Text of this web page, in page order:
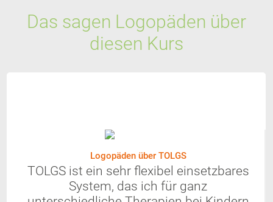
Das sagen Logopäden über
diesen Kurs
Logopäden über TOLGS
TOLGS ist ein sehr flexibel einsetzbares
System, das ich für ganz